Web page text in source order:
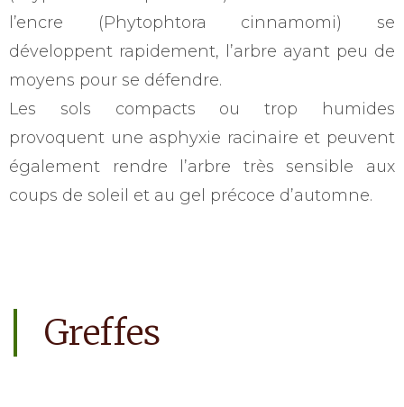
l’encre (Phytophtora cinnamomi) se
développent rapidement, l’arbre ayant peu de
moyens pour se défendre.
Les sols compacts ou trop humides
provoquent une asphyxie racinaire et peuvent
également rendre l’arbre très sensible aux
coups de soleil et au gel précoce d’automne.
Greffes